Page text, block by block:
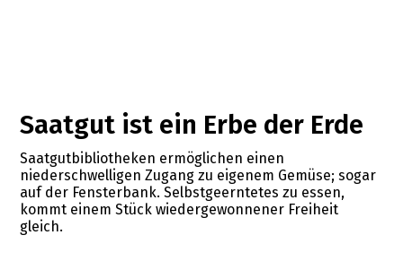
Saatgut ist ein Erbe der Erde
Saatgutbibliotheken ermöglichen einen
niederschwelligen Zugang zu eigenem Gemüse; sogar
auf der Fensterbank. Selbstgeerntetes zu essen,
kommt einem Stück wiedergewonnener Freiheit
gleich.